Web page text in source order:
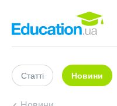
Статті Новини